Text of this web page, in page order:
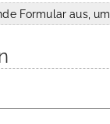
Formular aus,